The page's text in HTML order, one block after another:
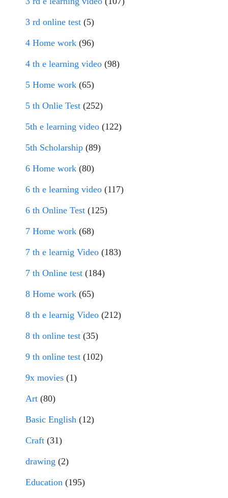
3 rd online test (5)
4 Home work (96)
4 th e learning video (98)
5 Home work (65)
5 th Onlie Test (252)
5th e learning video (122)
5th Scholarship (89)
6 Home work (80)
6 th e learning video (117)
6 th Online Test (125)
7 Home work (68)
7 th e learnig Video (183)
7 th Online test (184)
8 Home work (65)
8 th e learnig Video (212)
8 th online test (35)
9 th online test (102)
9x movies (1)
Art (80)
Basic English (12)
Craft (31)
drawing (2)
Education (195)